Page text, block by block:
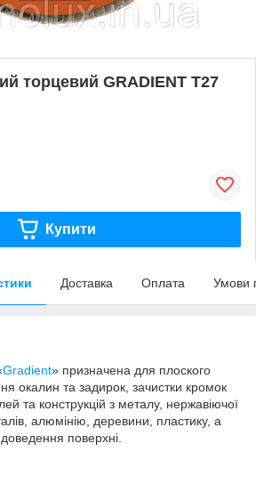
торцевий GRADIENT Т27
Купити
Доставка Оплата Умови
Gradient» призначена для плоского
окалин та задирок, зачистки кромок
та конструкцій з металу, нержавіючої
алюмінію, деревини, пластику, а
поверхні.